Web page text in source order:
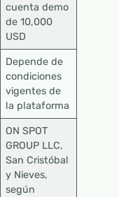
cuenta demo
de 10,000
USD
Depende de
condiciones
vigentes de
la plataforma
ON SPOT
GROUP LLC,
San Cristóbal
y Nieves,
según